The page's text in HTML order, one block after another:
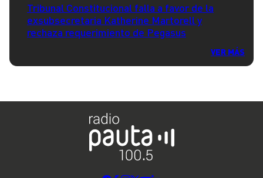
Tribunal Constitucional falla a favor de la
exsubsecretaria Katherine Martorell y
rechaza requerimiento de Pegasus
VER MÁS